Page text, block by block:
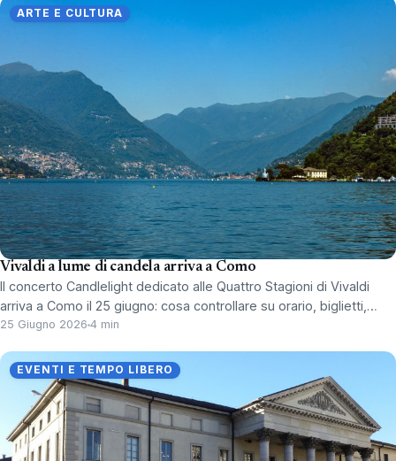
ARTE E CULTURA
Vivaldi a lume di candela arriva a Como
Il concerto Candlelight dedicato alle Quattro Stagioni di Vivaldi
arriva a Como il 25 giugno: cosa controllare su orario, biglietti,…
25 Giugno 2026 4 min
EVENTI E TEMPO LIBERO